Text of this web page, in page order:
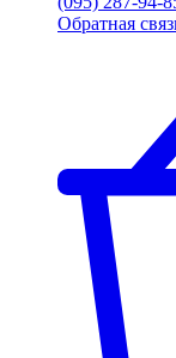
Обратная